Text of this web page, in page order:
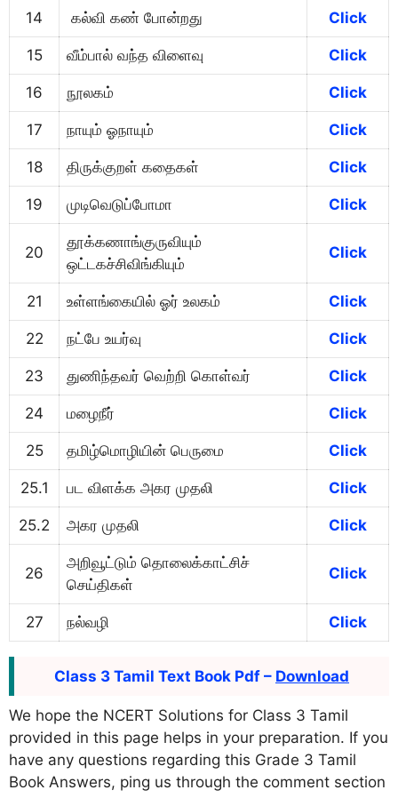
14 கல்வி கண் போன்றது Click
15 வீம்பால் வந்த விளைவு Click
16 நூலகம் Click
17 நாயும் ஓநாயும் Click
18 திருக்குறள் கதைகள் Click
19 முடிவெடுப்போமா Click
20
தூக்கணாங்குருவியும்
ஒட்டகச்சிவிங்கியும்
Click
21 உள்ளங்கையில் ஓர் உலகம் Click
22 நட்பே உயர்வு Click
23 துணிந்தவர் வெற்றி கொள்வர் Click
24 மழைநீர் Click
25 தமிழ்மொழியின் பெருமை Click
25.1 பட விளக்க அகர முதலி Click
25.2 அகர முதலி Click
26
அறிவூட்டும் தொலைக்காட்சிச்
செய்திகள்
Click
27 நல்வழி Click
Class 3 Tamil Text Book Pdf – Download
We hope the NCERT Solutions for Class 3 Tamil
provided in this page helps in your preparation. If you
have any questions regarding this Grade 3 Tamil
Book Answers, ping us through the comment section